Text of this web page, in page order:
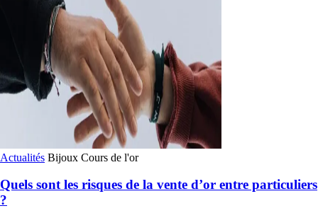
Actualités Bijoux Cours de l'or
Quels sont les risques de la vente d’or entre particuliers
?